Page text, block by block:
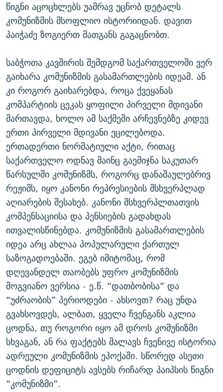
წიგნი აცოცხლებს უამრავ უცნობ დეტალს
კომუნიზმის მსოფლიო ისტორიიდან. დავით
პაიჭაძე ზოგიერთ მათგანს გაგაცნობთ.
საბჭოთა კავშირის შემდგომ საქართველოში ვერ
გაიხარა კომუნიზმის გასამართლების იდეამ. ან
კი როგორ გაიხარებდა, როცა ქვეყანას
კომპარტიის ცეკას ყოფილი პირველი მდივანი
მართავდა, ხოლო ამ საქმეში არჩევნებზე კიდევ
ერთი პირველი მდივანი ეცილებოდა.
ერთადერთი ნორმატიული აქტი, რითაც
საქართველო ოდნავ მაინც გაემიჯნა საკუთარ
წარსულში კომუნიზმს, როგორც დანაშაულებრივ
რეჟიმს, იყო კანონი რეპრესიების მსხვერპლად
აღიარების შესახებ. კანონი მსხვერპლთათვის
კომპენსაციისა და პენსიების გადახდას
ითვალისწინებდა. კომუნიზმის გასამართლების
იდეა არც ახლაა პოპულარული ქართულ
საზოგადოებაში. ეგებ იმიტომაც, რომ
დღევანდელ თაობებს უფრო კომუნიზმის
მოგვიანო ვერსია - ე.წ. “დათბობისა” და
“უძრაობის” პერიოდები - ახსოვთ? რაც უნდა
გვახსოვდეს, ალბათ, ყველა ჩვენგანს აკლია
ცოდნა, თუ როგორი იყო ამ დროს კომუნიზმი
სხვაგან, ან რა ფაქტებს მალავს ჩვენივე ისტორია
ადრეული კომუნიზმის ეპოქაში. სწორედ ასეთი
ცოდნის დეფიციტს ავსებს რიჩარდ პაიპსის წიგნი
“კომუნიზმი”.